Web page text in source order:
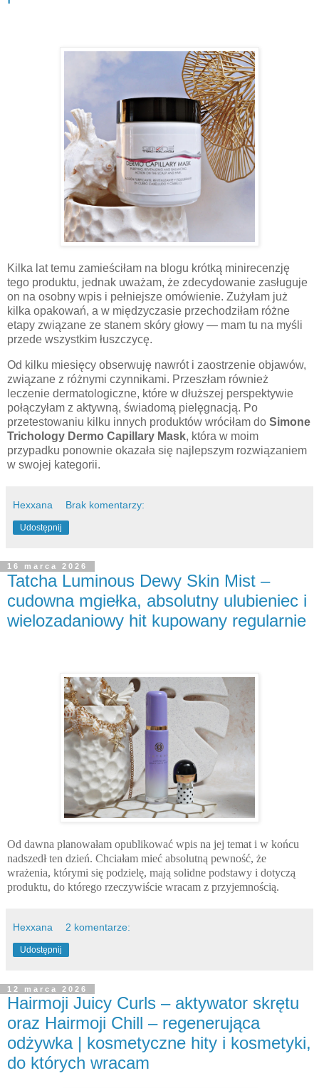
Kilka lat temu zamieściłam na blogu krótką minirecenzję
tego produktu, jednak uważam, że zdecydowanie zasługuje
on na osobny wpis i pełniejsze omówienie. Zużyłam już
kilka opakowań, a w międzyczasie przechodziłam różne
etapy związane ze stanem skóry głowy — mam tu na myśli
przede wszystkim łuszczycę.
Od kilku miesięcy obserwuję nawrót i zaostrzenie objawów,
związane z różnymi czynnikami. Przeszłam również
leczenie dermatologiczne, które w dłuższej perspektywie
połączyłam z aktywną, świadomą pielęgnacją. Po
przetestowaniu kilku innych produktów wróciłam do Simone
Trichology Dermo Capillary Mask, która w moim
przypadku ponownie okazała się najlepszym rozwiązaniem
w swojej kategorii.
Hexxana Brak komentarzy:
Udostępnij
16 marca 2026
Tatcha Luminous Dewy Skin Mist –
cudowna mgiełka, absolutny ulubieniec i
wielozadaniowy hit kupowany regularnie
Od dawna planowałam opublikować wpis na jej temat i w końcu
nadszedł ten dzień. Chciałam mieć absolutną pewność, że
wrażenia, którymi się podzielę, mają solidne podstawy i dotyczą
produktu, do którego rzeczywiście wracam z przyjemnością.
Hexxana 2 komentarze:
Udostępnij
12 marca 2026
Hairmoji Juicy Curls – aktywator skrętu
oraz Hairmoji Chill – regenerująca
odżywka | kosmetyczne hity i kosmetyki,
do których wracam